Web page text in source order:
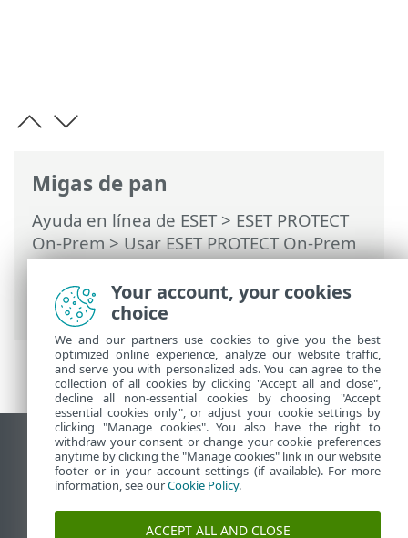
Migas de pan
Ayuda en línea de ESET> ESET PROTECT
On-Prem>Usar ESET PROTECT On-Prem
>ESET PROTECT On-Prem Menú principal
Tareas
> Tipos de desencadenadores de
tareas
Ver sitio del escritorio
End of Life
Base de conocimiento de ESET
Foro de ESET
Your account, your cookies
choice
We and our partners use cookies to give you the best
optimized online experience, analyze our website traffic,
and serve you with personalized ads. You can agree to the
collection of all cookies by clicking "Accept all and close",
decline all non-essential cookies by choosing "Accept
essential cookies only", or adjust your cookie settings by
clicking "Manage cookies". You also have the right to
withdraw your consent or change your cookie preferences
anytime by clicking the "Manage cookies" link in our website
footer or in your account settings (if available). For more
information, see ourCookie Policy.
ACCEPT ALL AND CLOSE